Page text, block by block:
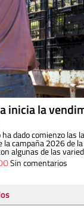
inicia la
dado comienzo las
la campaña 2026 de
algunas de las
Sin comentarios